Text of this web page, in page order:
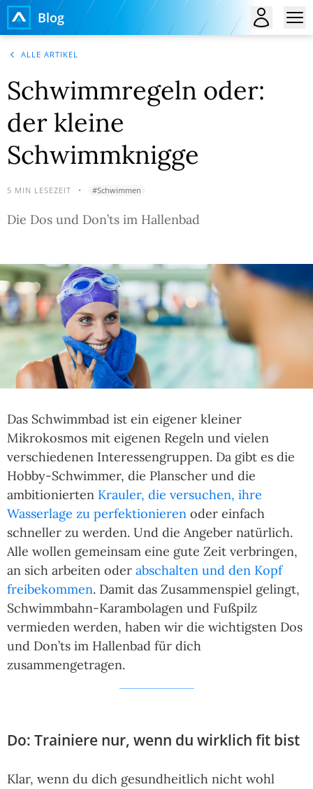
Blog
ALLE ARTIKEL
Schwimmregeln oder:
der kleine
Schwimmknigge
5 MIN LESEZEIT • #Schwimmen
Die Dos und Don’ts im Hallenbad
Das Schwimmbad ist ein eigener kleiner
Mikrokosmos mit eigenen Regeln und vielen
verschiedenen Interessengruppen. Da gibt es die
Hobby-Schwimmer, die Planscher und die
ambitionierten Krauler, die versuchen, ihre
Wasserlage zu perfektionieren oder einfach
schneller zu werden. Und die Angeber natürlich.
Alle wollen gemeinsam eine gute Zeit verbringen,
an sich arbeiten oder abschalten und den Kopf
freibekommen. Damit das Zusammenspiel gelingt,
Schwimmbahn-Karambolagen und Fußpilz
vermieden werden, haben wir die wichtigsten Dos
und Don’ts im Hallenbad für dich
zusammengetragen.
Do: Trainiere nur, wenn du wirklich fit bist
Klar, wenn du dich gesundheitlich nicht wohl